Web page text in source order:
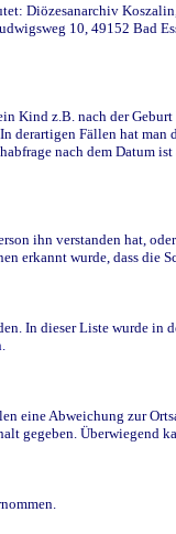
Diözesanarchiv
10, 49152 Bad
Kind z.B. nach der
Fällen hat
nach dem Datum
ihn verstanden hat,
erkannt wurde, dass die
In dieser Liste wurde in
eine Abweichung zur
gegeben. Überwiegend